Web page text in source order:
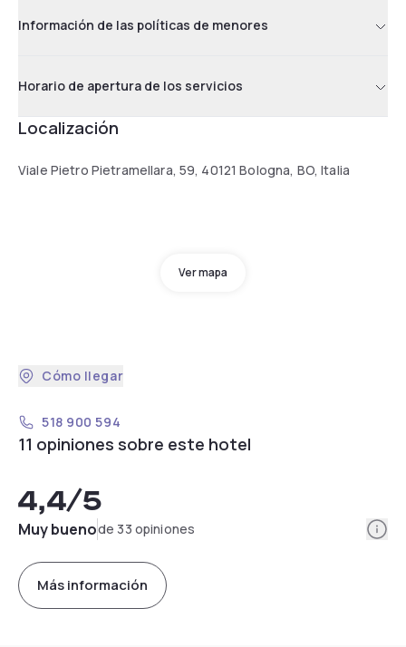
Información de las políticas de menores
Horario de apertura de los servicios
Localización
Viale Pietro Pietramellara, 59, 40121 Bologna, BO, Italia
Ver mapa
Cómo llegar
518 900 594
11 opiniones sobre este hotel
4,4/5
Muy buenode 33 opiniones
Más información